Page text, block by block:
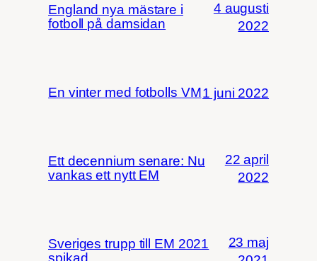
England nya mästare i
fotboll på damsidan
4 augusti
2022
En vinter med fotbolls VM1 juni 2022
Ett decennium senare: Nu
vankas ett nytt EM
22 april
2022
Sveriges trupp till EM 2021
23 maj